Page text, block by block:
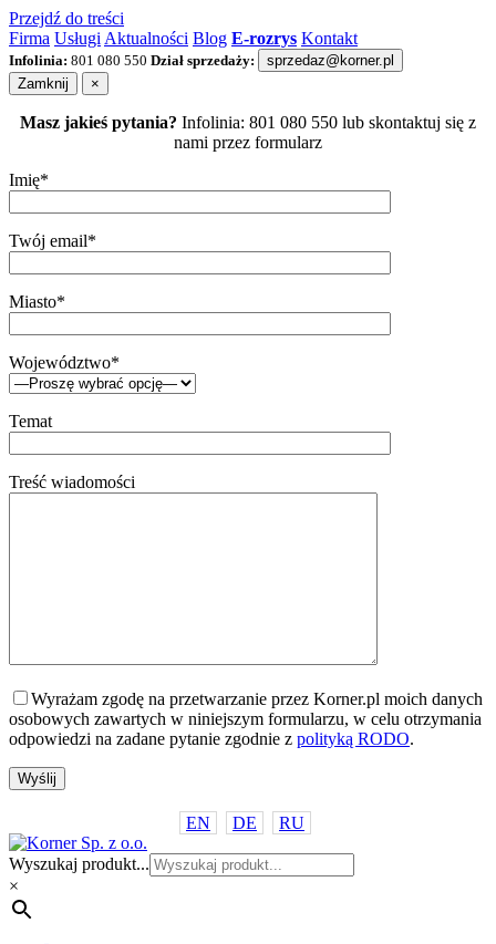
Przejdź do treści
Firma Usługi Aktualności Blog E-rozrys Kontakt
Infolinia: 801 080 550 Dział sprzedaży:
sprzedaz@korner.pl
Zamknij
×
Masz jakieś pytania? Infolinia: 801 080 550 lub skontaktuj się z
nami przez formularz
Imię*
Twój email*
Miasto*
Województwo*
Temat
Treść wiadomości
Wyrażam zgodę na przetwarzanie przez Korner.pl moich danych
osobowych zawartych w niniejszym formularzu, w celu otrzymania
odpowiedzi na zadane pytanie zgodnie z polityką RODO.
EN DE RU
Wyszukaj produkt...
×